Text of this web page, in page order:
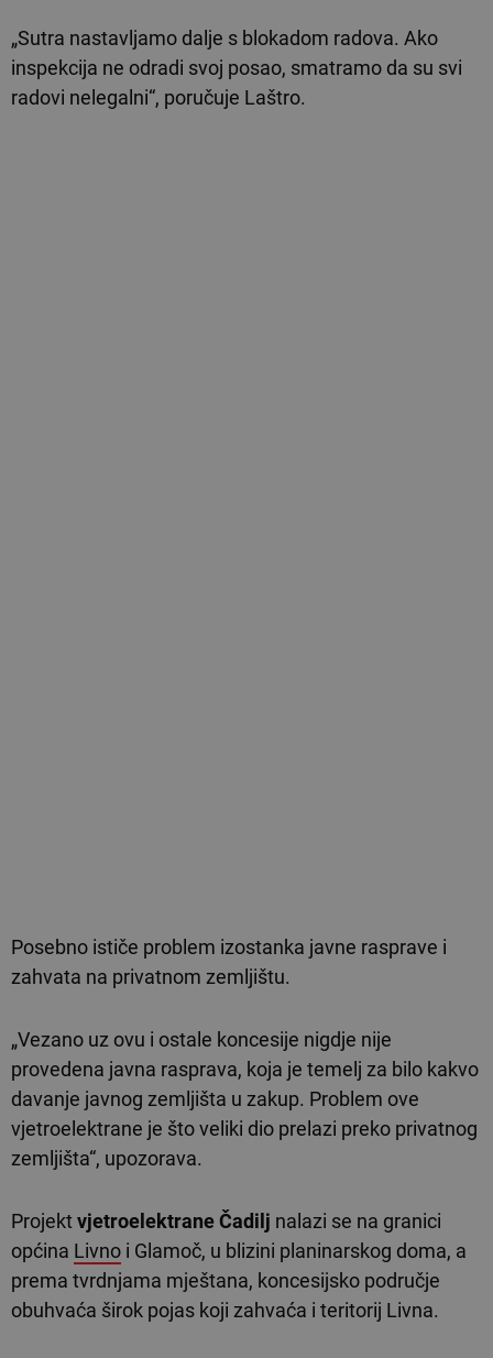
„Sutra nastavljamo dalje s blokadom radova. Ako
inspekcija ne odradi svoj posao, smatramo da su svi
radovi nelegalni“, poručuje Laštro.
Posebno ističe problem izostanka javne rasprave i
zahvata na privatnom zemljištu.
„Vezano uz ovu i ostale koncesije nigdje nije
provedena javna rasprava, koja je temelj za bilo kakvo
davanje javnog zemljišta u zakup. Problem ove
vjetroelektrane je što veliki dio prelazi preko privatnog
zemljišta“, upozorava.
Projektvjetroelektrane Čadilj nalazi se na granici
općina Livno i Glamoč, u blizini planinarskog doma, a
prema tvrdnjama mještana, koncesijsko područje
obuhvaća širok pojas koji zahvaća i teritorij Livna.